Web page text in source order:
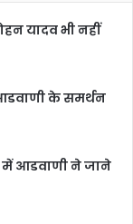
यादव भी नहीं
आडवाणी के समर्थन
में आडवाणी ने जाने